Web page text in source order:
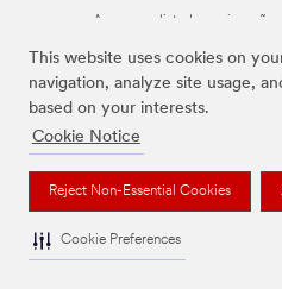
This website uses cookies on
navigation, analyze site usage,
based on your interests.
Cookie Notice
Reject Non-Essential Cookies
Cookie Preferences
As marcas listadas a cima são